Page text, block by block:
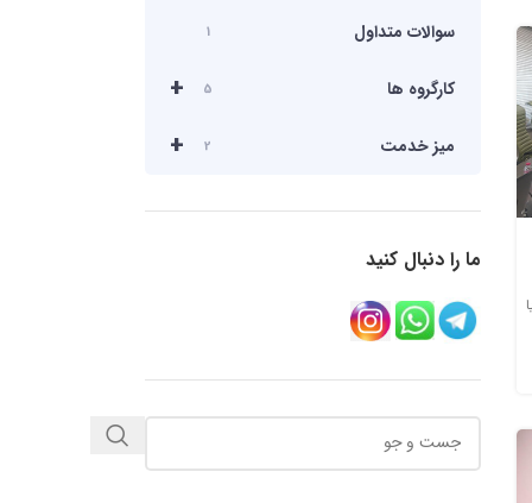
سوالات متداول 1
+ کارگروه ها 5
+ میز خدمت 2
ما را دنبال کنید